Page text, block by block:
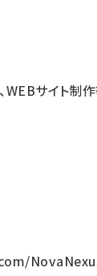
WEBサイト制